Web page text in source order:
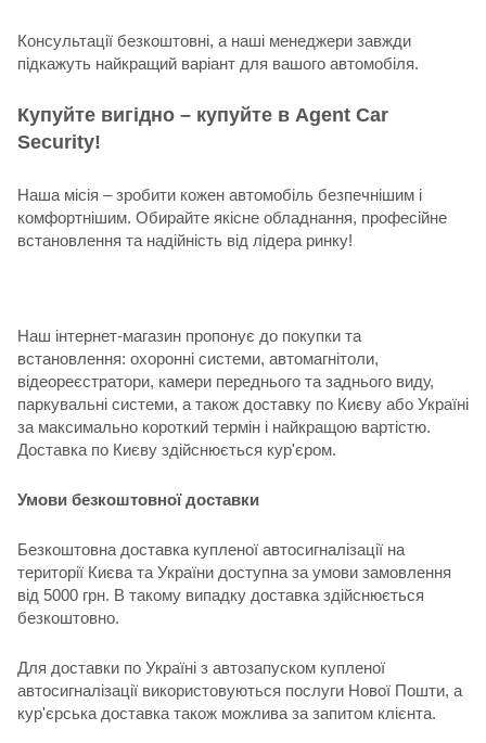
Консультації безкоштовні, а наші менеджери завжди
підкажуть найкращий варіант для вашого автомобіля.
Купуйте вигідно – купуйте в Agent Car
Security!
Наша місія – зробити кожен автомобіль безпечнішим і
комфортнішим. Обирайте якісне обладнання, професійне
встановлення та надійність від лідера ринку!
Наш інтернет-магазин пропонує до покупки та
встановлення: охоронні системи, автомагнітоли,
відеореєстратори, камери переднього та заднього виду,
паркувальні системи, а також доставку по Києву або Україні
за максимально короткий термін і найкращою вартістю.
Доставка по Києву здійснюється кур'єром.
Умови безкоштовної доставки
Безкоштовна доставка купленої автосигналізації на
території Києва та України доступна за умови замовлення
від 5000 грн. В такому випадку доставка здійснюється
безкоштовно.
Для доставки по Україні з автозапуском купленої
автосигналізації використовуються послуги Нової Пошти, а
кур'єрська доставка також можлива за запитом клієнта.